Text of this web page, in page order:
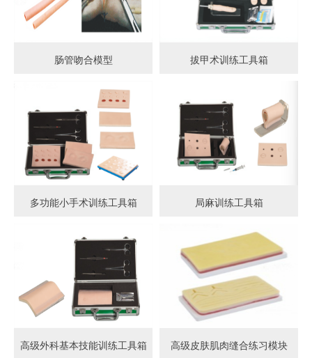
肠管吻合模型 拔甲术训练工具箱
多功能小手术训练工具箱 局麻训练工具箱
高级外科基本技能训练工具箱 高级皮肤肌肉缝合练习模块